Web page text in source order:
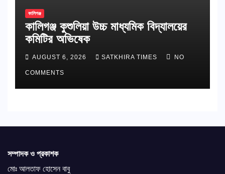
কালিগঞ্জ
কালিগঞ্জ কুশুলিয়া উচ্চ মাধ্যমিক বিদ্যালয়ের
কমিটির অভিষেক
AUGUST 6, 2026 SATKHIRA TIMES NO
COMMENTS
সম্পাদক ও প্রকাশক
মোঃ আলতাফ হোসেন বাবু